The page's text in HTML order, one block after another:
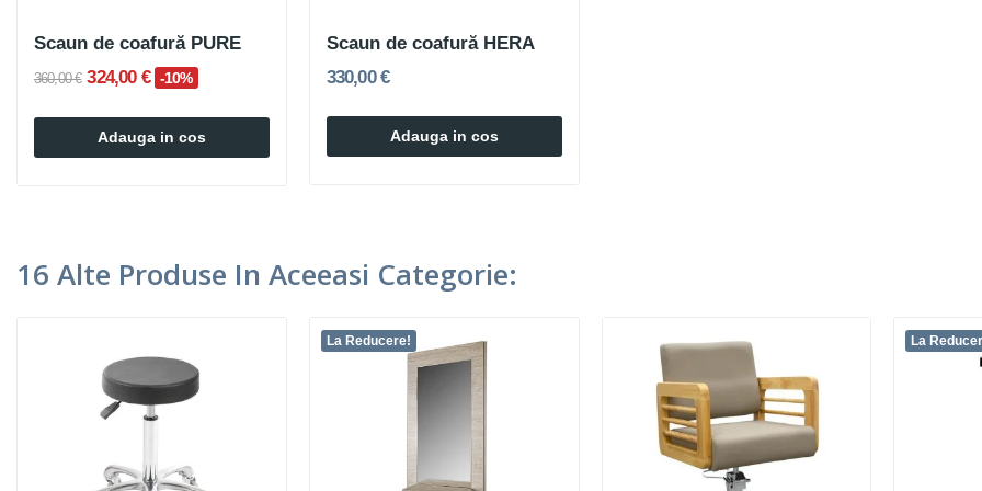
Scaun de coafură PURE
360,00 € 324,00 € -10%
Adauga in cos
Scaun de coafură HERA
330,00 €
Adauga in cos
16 Alte Produse In Aceeasi Categorie:
La Reducere! La